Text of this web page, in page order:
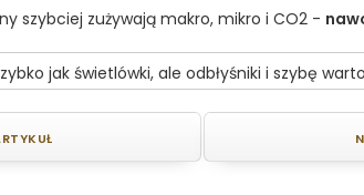
szybciej zużywają makro, mikro i CO2 -
jak świetlówki, ale odbłyśniki i szybę